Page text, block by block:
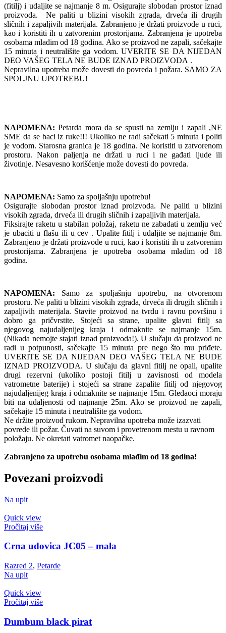
(fitilj) i udaljite se najmanje 8 m. Osigurajte slobodan prostor iznad
proizvoda. Ne paliti u blizini visokih zgrada, drveća ili drugih
sličnih i zapaljivih materijala. Zabranjeno je držati proizvode u ruci,
kao i koristiti ih u zatvorenim prostorijama. Zabranjena je upotreba
osobama mlađim od 18 godina. Ako se proizvod ne zapali, sačekajte
15 minuta i neutrališite ga vodom. UVERITE SE DA NIJEDAN
DEO VAŠEG TELA NE BUDE IZNAD PROIZVODA .
Nepravilna upotreba može dovesti do povreda i požara. SAMO ZA
SPOLJNU UPOTREBU!
NAPOMENA: Petarda mora da se spusti na zemlju i zapali ,NE
SME da se baci iz ruke!!! Ukoliko ne radi sačekati 5 minuta i politi
je vodom. Starosna granica je 18 godina. Ne koristiti u zatvorenom
prostoru. Nakon paljenja ne držati u ruci i ne gađati ljude ili
životinje. Nesavesno korišćenje može dovesti do povreda.
NAPOMENA: Samo za spoljašnju upotrebu!
Osigurajte slobodan prostor iznad proizvoda. Ne paliti u blizini
visokih zgrada, drveća ili drugih sličnih i zapaljivih materijala.
Fiksirajte raketu u stabilan položaj, raketu ne zabadati u zemlju već
je ubaciti u flašu ili u cev . Upalite fitilj i udaljite se najmanje 8m.
Zabranjeno je držati proizvode u ruci, kao i koristiti ih u zatvorenim
prostorijama. Zabranjena je upotreba osobama mlađim od 18
godina.
NAPOMENA: Samo za spoljašnju upotrebu, na otvorenom
prostoru. Ne paliti u blizini visokih zgrada, drveća ili drugih sličnih i
zapaljivih materijala. Stavite proizvod na tvrdu i ravnu površinu i
dobro ga pričvrstite. Stojeći sa strane, upalite glavni fitilj sa
njegovog najudaljenijeg kraja i odmaknite se najmanje 15m.
(Nikada nemojte stajati iznad proizvoda!). U slučaju da proizvod ne
radi u potpunosti, sačekajte 15 minuta pre nego što mu priđete.
UVERITE SE DA NIJEDAN DEO VAŠEG TELA NE BUDE
IZNAD PROIZVODA. U slučaju da glavni fitilj ne opali, upalite
drugi rezervni (ukoliko postoji fitilj u zavisnosti od modela
vatrometne baterije) i stojeći sa strane zapalite fitilj od njegovog
najudaljenijeg kraja i odmaknite se najmanje 15m. Gledaoci moraju
biti na udaljenosti od najmanje 25m. Ako se proizvod ne zapali,
sačekajte 15 minuta i neutrališite ga vodom.
Ne držite proizvod rukom. Nepravilna upotreba može izazvati
povrede ili požar. Čuvati na suvom i provetrenom mestu u ravnom
položaju. Ne okretati vatromet naopačke.
Zabranjeno za upotrebu osobama mlađim od 18 godina!
Povezani proizvodi
Na upit
Quick view
Pročitaj više
Crna udovica JC05 – mala
Razred 2, Petarde
Na upit
Quick view
Pročitaj više
Dumbum black pirat